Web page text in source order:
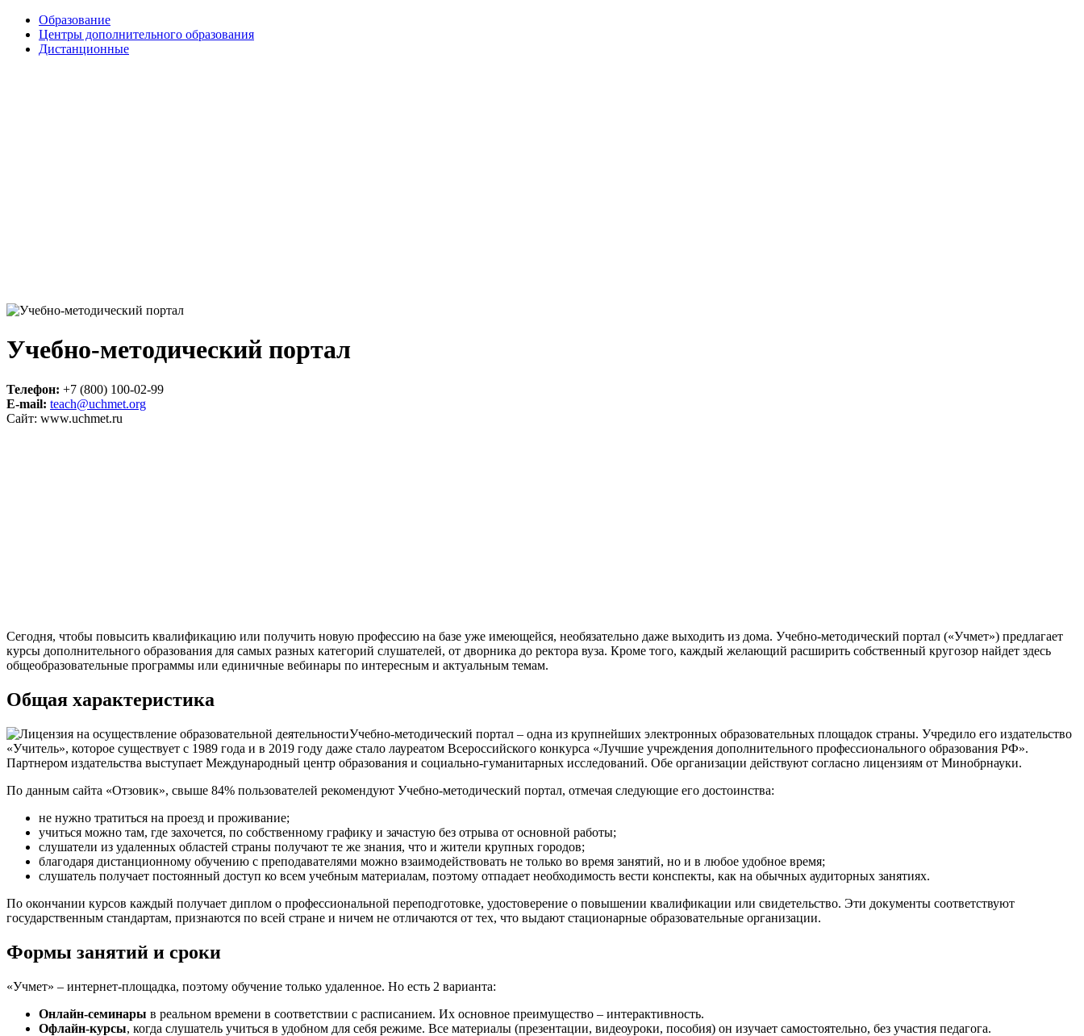
Образование
Центры дополнительного образования
Дистанционные
Учебно-методический портал
Телефон: +7 (800) 100-02-99
E-mail: teach@uchmet.org
Сайт: www.uchmet.ru
Сегодня, чтобы повысить квалификацию или получить новую профессию на базе уже имеющейся, необязательно даже выходить из дома. Учебно-методический портал («Учмет») предлагает
курсы дополнительного образования для самых разных категорий слушателей, от дворника до ректора вуза. Кроме того, каждый желающий расширить собственный кругозор найдет здесь
общеобразовательные программы или единичные вебинары по интересным и актуальным темам.
Общая характеристика
Учебно-методический портал – одна из крупнейших электронных образовательных площадок страны. Учредило его издательство
«Учитель», которое существует с 1989 года и в 2019 году даже стало лауреатом Всероссийского конкурса «Лучшие учреждения дополнительного профессионального образования РФ».
Партнером издательства выступает Международный центр образования и социально-гуманитарных исследований. Обе организации действуют согласно лицензиям от Минобрнауки.
По данным сайта «Отзовик», свыше 84% пользователей рекомендуют Учебно-методический портал, отмечая следующие его достоинства:
не нужно тратиться на проезд и проживание;
учиться можно там, где захочется, по собственному графику и зачастую без отрыва от основной работы;
слушатели из удаленных областей страны получают те же знания, что и жители крупных городов;
благодаря дистанционному обучению с преподавателями можно взаимодействовать не только во время занятий, но и в любое удобное время;
слушатель получает постоянный доступ ко всем учебным материалам, поэтому отпадает необходимость вести конспекты, как на обычных аудиторных занятиях.
По окончании курсов каждый получает диплом о профессиональной переподготовке, удостоверение о повышении квалификации или свидетельство. Эти документы соответствуют
государственным стандартам, признаются по всей стране и ничем не отличаются от тех, что выдают стационарные образовательные организации.
Формы занятий и сроки
«Учмет» – интернет-площадка, поэтому обучение только удаленное. Но есть 2 варианта:
Онлайн-семинары в реальном времени в соответствии с расписанием. Их основное преимущество – интерактивность.
Офлайн-курсы, когда слушатель учиться в удобном для себя режиме. Все материалы (презентации, видеоуроки, пособия) он изучает самостоятельно, без участия педагога.